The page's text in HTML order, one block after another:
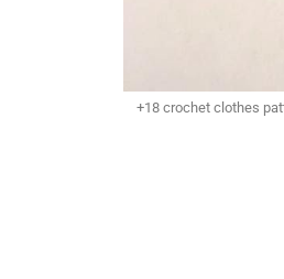
+18 crochet clothes